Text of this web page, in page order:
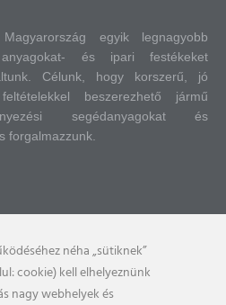
egyik legnagyobb
és ipari festékeket
Célunk, hogy korszerű, jó
beszerezhető jármű
segédanyagokat és
forgalmazzunk.
néha „sütiknek”
cookie) kell elhelyeznünk
nagy webhelyek és